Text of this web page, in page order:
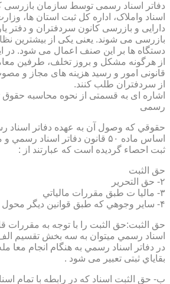
دفاتر اسناد رسمی توسط سازمان
اسناد واملاک، اداره کل ثبت استان ها،
دارایی و بازرسی کانون سردفتران و دفتر
بازرسی می شوند. یعنی یکی از بیشترین
دستگاه ها بر این صنف اعمال می شود. در
از هرگونه مشکل و بروز تخلف، طرفین
قانونی امور و رسید هزینه های مجاز و
از سردفتران طلب کنند.
اشاره ای به قسمتی از نحوه محاسبه حقوق
رسمی
حقوقي كه وصول آن به عهده دفاتر اسناد
ثبت احصاء گرديده است كه عبارتند از :
حق الثبت
۲- حق التحرير
۳- ماليا ت طبق مقررات مالياتي
۴- ساير وجوهي كه طبق قوانين ديگر محول شده باشد
حق الثبت:حق الثبت را با توجه به مقررات
اسناد رسمي ميتوان به سه بخش تقسيم
در دفاتر اسناد رسمي به هنگام انجام معا
بقاياي ثبتی تعبیر می شود .
ب- حق الثبت اسناد كه در رابطه با تمام